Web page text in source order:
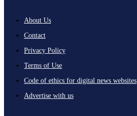
About Us
Contact
Privacy Policy
Terms of Use
Code of ethics for digital news websites
Advertise with us